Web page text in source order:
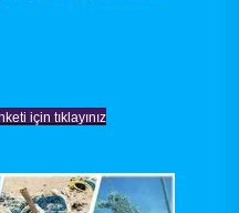
için tıklayınız